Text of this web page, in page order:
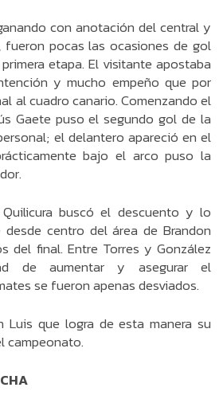
con anotación del central y
fueron pocas las ocasiones de gol
etapa. El visitante apostaba
y mucho empeño que por
al cuadro canario. Comenzando el
Gaete puso el segundo gol de la
el delantero apareció en el
bajo el arco puso la
buscó el descuento y lo
centro del área de Brandon
del final. Entre Torres y González
de aumentar y asegurar el
se fueron apenas desviados.
Luis que logra de esta manera su
campeonato.